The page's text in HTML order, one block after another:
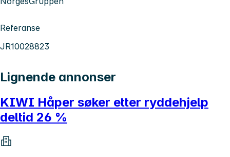
Referanse
JR10028823
Lignende annonser
KIWI Håper søker etter ryddehjelp
deltid 26 %